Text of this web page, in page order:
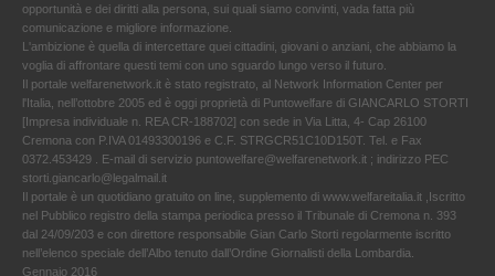
opportunità e dei diritti alla persona, sui quali siamo convinti, vada fatta più
comunicazione e migliore informazione.
L'ambizione è quella di intercettare quei cittadini, giovani o anziani, che abbiamo la
voglia di affrontare questi temi con uno sguardo lungo verso il futuro.
Il portale welfarenetwork.it è stato registrato, al Network Information Center per
l'Italia, nell’ottobre 2005 ed è oggi proprietà di Puntowelfare di GIANCARLO STORTI
[Impresa individuale n. REA CR-188702] con sede in Via Litta, 4- Cap 26100
Cremona con P.IVA 01493300196 e C.F. STRGCR51C10D150T. Tel. e Fax
0372.453429 . E-mail di servizio puntowelfare@welfarenetwork.it ; indirizzo PEC
storti.giancarlo@legalmail.it
Il portale è un quotidiano gratuito on line, supplemento di www.welfareitalia.it ,Iscritto
nel Pubblico registro della stampa periodica presso il Tribunale di Cremona n. 393
dal 24/09/203 e con direttore responsabile Gian Carlo Storti regolarmente iscritto
nell’elenco speciale dell’Albo tenuto dall’Ordine Giornalisti della Lombardia.
Gennaio 2016